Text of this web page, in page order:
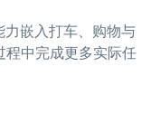
嵌入打车、购物与
程中完成更多实际任